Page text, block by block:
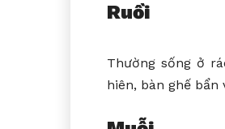
Ruồi
Thường sống ở
hiên, bàn ghế bẩn